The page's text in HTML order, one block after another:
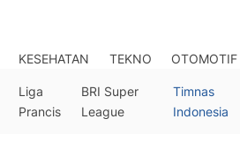
KESEHATAN TEKNO OTOMOTIF
Liga
Prancis
BRI Super
League
Timnas
Indonesia